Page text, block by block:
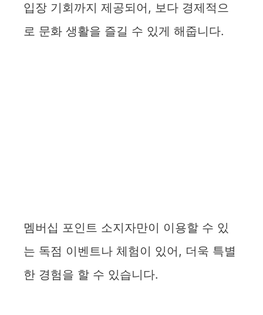
입장 기회까지 제공되어, 보다 경제적으
로 문화 생활을 즐길 수 있게 해줍니다.
멤버십 포인트 소지자만이 이용할 수 있
는 독점 이벤트나 체험이 있어, 더욱 특별
한 경험을 할 수 있습니다.